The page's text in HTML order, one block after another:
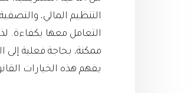
التنظيم المالي،
التعامل معها بكفاءة.
ممكنة، بحاجة فعلية إلى
يفهم هذه الخيارات